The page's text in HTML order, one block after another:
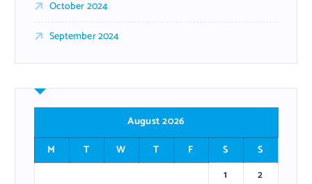
October 2024
September 2024
August 2026
M
T W T F S
S
1
2